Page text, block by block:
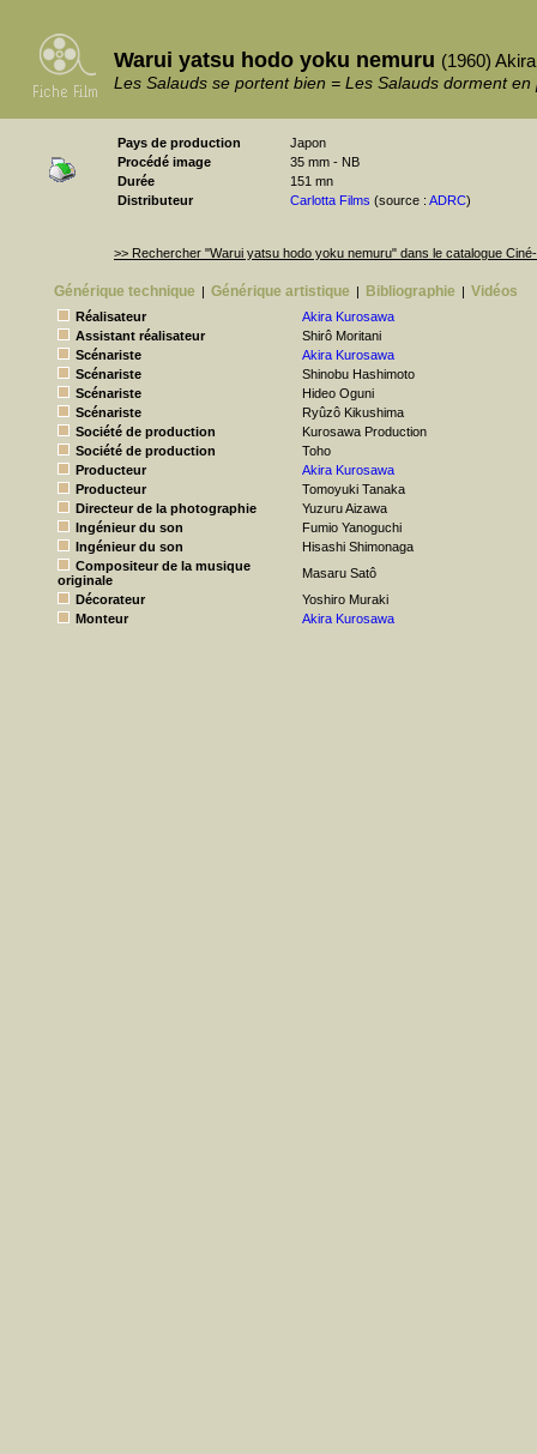
Warui yatsu hodo yoku nemuru (1960)
Les Salauds se portent bien = Les Salauds dorment en
Pays de production
Japon
Procédé image
35 mm - NB
Durée
151 mn
Distributeur
Carlotta Films (source : ADRC)
>> Rechercher "Warui yatsu hodo yoku nemuru" dans le catalogue
Générique technique | Générique artistique | Bibliographie | Vidéos
Réalisateur
Akira Kurosawa
Assistant réalisateur
Shirô Moritani
Scénariste
Akira Kurosawa
Scénariste
Shinobu Hashimoto
Scénariste
Hideo Oguni
Scénariste
Ryûzô Kikushima
Société de production
Kurosawa Production
Société de production
Toho
Producteur
Akira Kurosawa
Producteur
Tomoyuki Tanaka
Directeur de la photographie
Yuzuru Aizawa
Ingénieur du son
Fumio Yanoguchi
Ingénieur du son
Hisashi Shimonaga
Compositeur de la musique
originale
Masaru Satô
Décorateur
Yoshiro Muraki
Monteur
Akira Kurosawa